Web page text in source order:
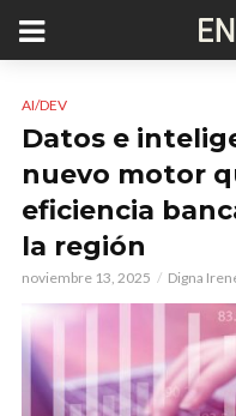
AI/DEV
Datos e
nuevo motor
eficiencia
la región
noviembre 13, 2025 Digna